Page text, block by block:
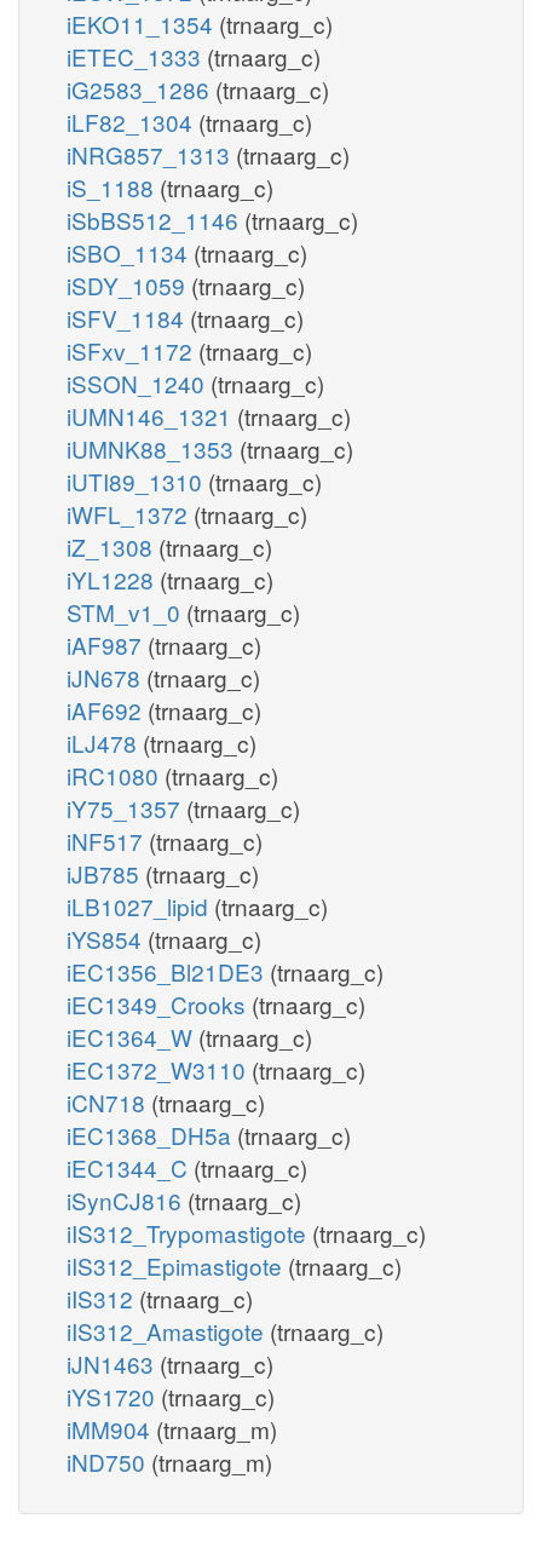
iEKO11_1354 (trnaarg_c)
iETEC_1333 (trnaarg_c)
iG2583_1286 (trnaarg_c)
iLF82_1304 (trnaarg_c)
iNRG857_1313 (trnaarg_c)
iS_1188 (trnaarg_c)
iSbBS512_1146 (trnaarg_c)
iSBO_1134 (trnaarg_c)
iSDY_1059 (trnaarg_c)
iSFV_1184 (trnaarg_c)
iSFxv_1172 (trnaarg_c)
iSSON_1240 (trnaarg_c)
iUMN146_1321 (trnaarg_c)
iUMNK88_1353 (trnaarg_c)
iUTI89_1310 (trnaarg_c)
iWFL_1372 (trnaarg_c)
iZ_1308 (trnaarg_c)
iYL1228 (trnaarg_c)
STM_v1_0 (trnaarg_c)
iAF987 (trnaarg_c)
iJN678 (trnaarg_c)
iAF692 (trnaarg_c)
iLJ478 (trnaarg_c)
iRC1080 (trnaarg_c)
iY75_1357 (trnaarg_c)
iNF517 (trnaarg_c)
iJB785 (trnaarg_c)
iLB1027_lipid (trnaarg_c)
iYS854 (trnaarg_c)
iEC1356_Bl21DE3 (trnaarg_c)
iEC1349_Crooks (trnaarg_c)
iEC1364_W (trnaarg_c)
iEC1372_W3110 (trnaarg_c)
iCN718 (trnaarg_c)
iEC1368_DH5a (trnaarg_c)
iEC1344_C (trnaarg_c)
iSynCJ816 (trnaarg_c)
iIS312_Trypomastigote (trnaarg_c)
iIS312_Epimastigote (trnaarg_c)
iIS312 (trnaarg_c)
iIS312_Amastigote (trnaarg_c)
iJN1463 (trnaarg_c)
iYS1720 (trnaarg_c)
iMM904 (trnaarg_m)
iND750 (trnaarg_m)